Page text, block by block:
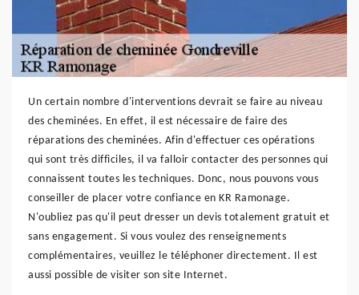
Un certain nombre d'interventions devrait se faire au niveau
des cheminées. En effet, il est nécessaire de faire des
réparations des cheminées. Afin d'effectuer ces opérations
qui sont très difficiles, il va falloir contacter des personnes qui
connaissent toutes les techniques. Donc, nous pouvons vous
conseiller de placer votre confiance en KR Ramonage.
N'oubliez pas qu'il peut dresser un devis totalement gratuit et
sans engagement. Si vous voulez des renseignements
complémentaires, veuillez le téléphoner directement. Il est
aussi possible de visiter son site Internet.